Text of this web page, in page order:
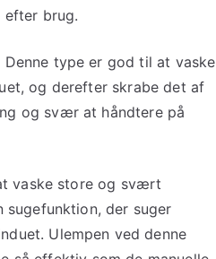
efter brug.
type er god til at vaske
og derefter skrabe det af
og svær at håndtere på
vaske store og svært
der suger
Ulempen ved denne